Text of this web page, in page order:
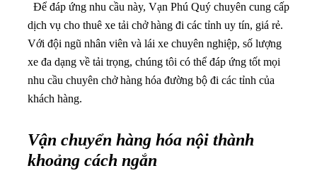
Để đáp ứng nhu cầu này, Vạn Phú Quý chuyên cung cấp
dịch vụ cho thuê xe tải chở hàng đi các tỉnh uy tín, giá rẻ.
Với đội ngũ nhân viên và lái xe chuyên nghiệp, số lượng
xe đa dạng về tải trọng, chúng tôi có thể đáp ứng tốt mọi
nhu cầu chuyên chở hàng hóa đường bộ đi các tỉnh của
khách hàng.
Vận chuyển hàng hóa nội thành
khoảng cách ngắn